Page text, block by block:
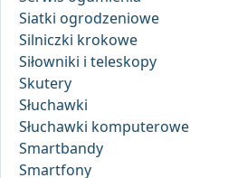
Siatki ogrodzeniowe
Silniczki krokowe
Siłowniki i teleskopy
Skutery
Słuchawki
Słuchawki komputerowe
Smartbandy
Smartfony